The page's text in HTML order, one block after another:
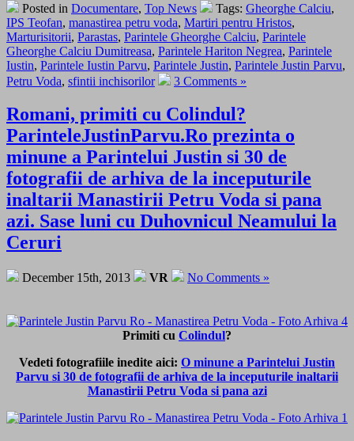
Posted in Documentare, Top News Tags: Gheorghe Calciu,
IPS Teofan, manastirea petru voda, Martiri pentru Hristos,
Marturisitorii, Parastas, Parintele Gheorghe Calciu, Parintele
Gheorghe Calciu Dumitreasa, Parintele Hariton Negrea, Parintele
Iustin, Parintele Iustin Parvu, Parintele Justin, Parintele Justin Parvu,
Petru Voda, sfintii inchisorilor 3 Comments »
Romani, primiti cu Colindul?
ParinteleJustinParvu.Ro prezinta o
minune a Parintelui Justin si 30 de
fotografii de arhiva de la inceputurile
inaltarii Manastirii Petru Voda si pana
azi. Sase luni cu Duhovnicul Neamului la
Ceruri
December 15th, 2013 VR No Comments »
Primiti cu Colindul?
Vedeti fotografiile inedite aici: O minune a Parintelui Justin
Parvu si 30 de fotografii de arhiva de la inceputurile inaltarii
Manastirii Petru Voda si pana azi